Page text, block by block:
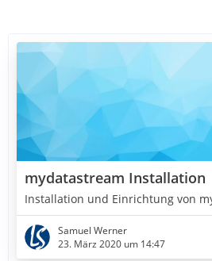
mydatastream Installation
Installation und Einrichtung von
Samuel Werner
23. März 2020 um 14:47